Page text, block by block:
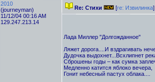
2010
(journeyman)
11/12/04 00:16 AM
129.247.213.14
Re: Стихи [re: Извилинка]
Лада Миллер "Долгожданное"
Ляжет дорога....И вздрагивать
Дудочка выдохнет...Всхлипнет
Сброшены годы – как сумка
Медленно катится яблоко вечера,
Гонит небесный пастух облака....